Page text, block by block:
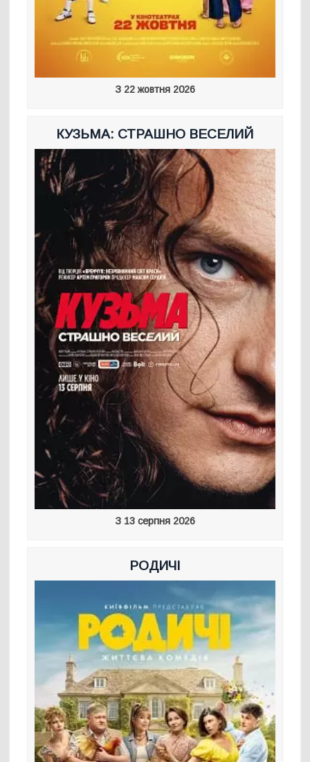
З 22 жовтня 2026
КУЗЬМА: СТРАШНО ВЕСЕЛИЙ
З 13 серпня 2026
РОДИЧІ